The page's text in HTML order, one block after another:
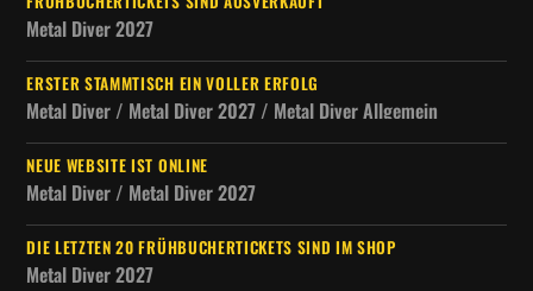
Metal Diver 2027
ERSTER STAMMTISCH EIN VOLLER ERFOLG
Metal Diver / Metal Diver 2027 / Metal Diver Allgemein
NEUE WEBSITE IST ONLINE
Metal Diver / Metal Diver 2027
DIE LETZTEN 20 FRÜHBUCHERTICKETS SIND IM SHOP
Metal Diver 2027